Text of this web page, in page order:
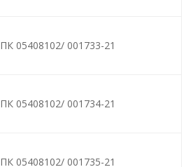
ПК 05408102/ 001733-21
ПК 05408102/ 001734-21
ПК 05408102/ 001735-21